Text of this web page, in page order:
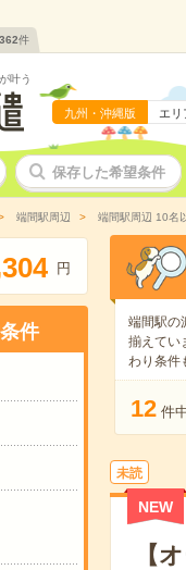
件
叶う
九州・沖縄版 エリ
保存した希望条件
端間駅周辺 端間駅周辺 10名
304 円
件 端間駅の
揃えてい
わり条件
12 件
未読
NEW
【